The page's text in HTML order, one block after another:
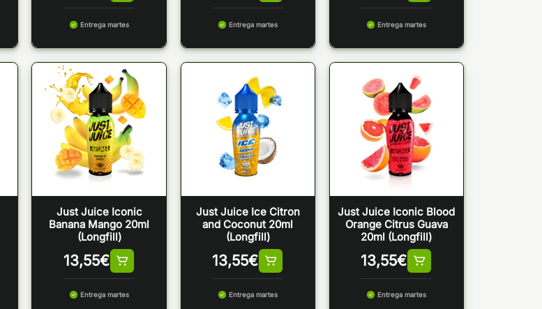
Entrega martes Entrega martes Entrega martes
Just Juice Iconic
Banana Mango 20ml
(Longfill)
13,55€
Entrega martes
Just Juice Ice Citron
and Coconut 20ml
(Longfill)
13,55€
Entrega martes
Just Juice Iconic Blood
Orange Citrus Guava
20ml (Longfill)
13,55€
Entrega martes